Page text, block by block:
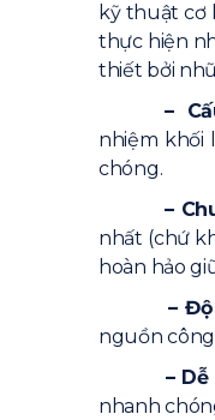
kỹ thuật cơ
thực hiện
thiết bởi
– Cấu
nhiệm khối
chóng.
–
nhất (chứ
hoàn hảo
– Độ
nguồn
– Dễ
nhanh